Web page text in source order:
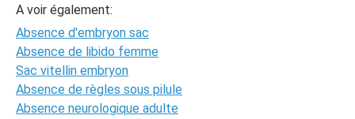
A voir également:
Absence d'embryon sac
Absence de libido femme
Sac vitellin embryon
Absence de règles sous pilule
Absence neurologique adulte